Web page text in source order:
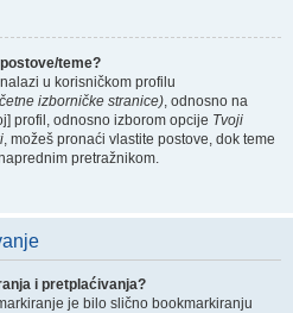
teme?
u korisničkom profilu
izborničke stranice), odnosno na
profil, odnosno izborom opcije Tvoji
, možeš pronaći vlastite postove, dok teme
pretražnikom.
i pretplaćivanja?
je bilo slično bookmarkiranju